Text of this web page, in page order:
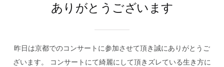
ありがとうございます
昨日は京都でのコンサートに参加させて頂き誠にありがとうご
ざいます。 コンサートにて綺麗にして頂きズレている生き方に